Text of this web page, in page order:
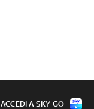
ACCEDI A SKY GO